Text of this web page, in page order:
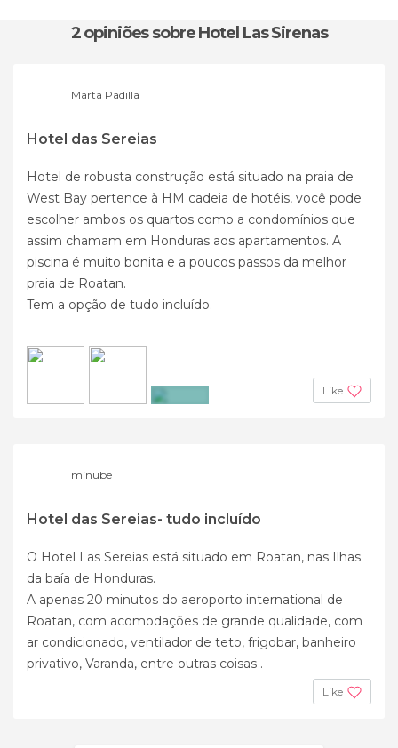
2 opiniõessobre Hotel Las Sirenas
Marta Padilla
Hotel das Sereias
Hotel de robusta construção está situado na praia de
West Bay pertence à HM cadeia de hotéis, você pode
escolher ambos os quartos como a condomínios que
assim chamam em Honduras aos apartamentos. A
piscina é muito bonita e a poucos passos da melhor
praia de Roatan.
Tem a opção de tudo incluído.
Like
minube
Hotel das Sereias- tudo incluído
O Hotel Las Sereias está situado em Roatan, nas Ilhas
da baía de Honduras.
A apenas 20 minutos do aeroporto international de
Roatan, com acomodações de grande qualidade, com
ar condicionado, ventilador de teto, frigobar, banheiro
privativo, Varanda, entre outras coisas .
Like